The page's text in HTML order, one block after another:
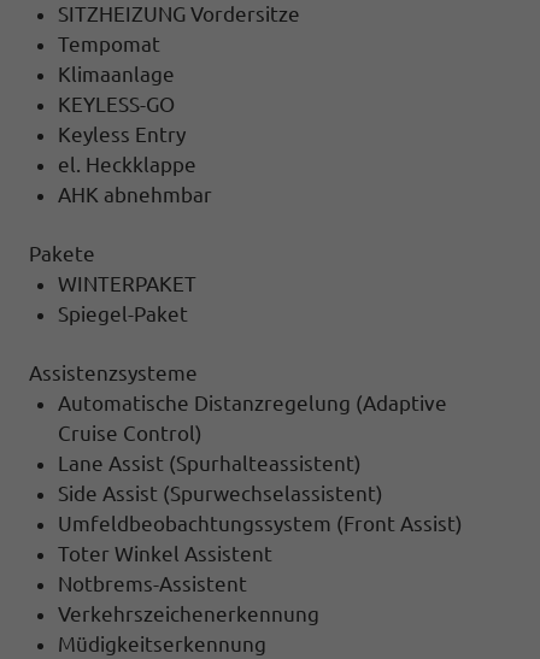
SITZHEIZUNG Vordersitze
Tempomat
Klimaanlage
KEYLESS-GO
Keyless Entry
el. Heckklappe
AHK abnehmbar
Pakete
WINTERPAKET
Spiegel-Paket
Assistenzsysteme
Automatische Distanzregelung (Adaptive
Cruise Control)
Lane Assist (Spurhalteassistent)
Side Assist (Spurwechselassistent)
Umfeldbeobachtungssystem (Front Assist)
Toter Winkel Assistent
Notbrems-Assistent
Verkehrszeichenerkennung
Müdigkeitserkennung